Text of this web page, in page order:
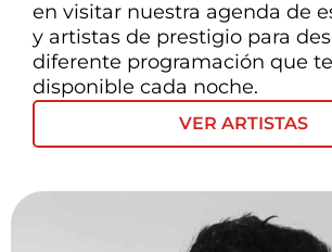
en visitar nuestra agenda de
y artistas de prestigio para
diferente programación que
disponible cada noche.
VER ARTISTAS